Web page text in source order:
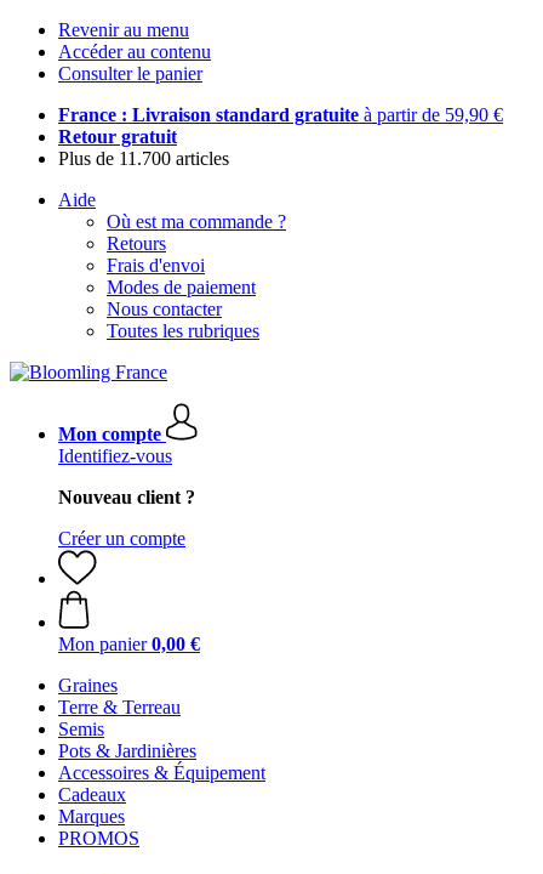
Revenir au menu
Accéder au contenu
Consulter le panier
France : Livraison standard gratuite à partir de 59,90 €
Retour gratuit
Plus de 11.700 articles
Aide
Où est ma commande ?
Retours
Frais d'envoi
Modes de paiement
Nous contacter
Toutes les rubriques
Mon compte
Identifiez-vous
Nouveau client ?
Créer un compte
Mon panier 0,00 €
Graines
Terre & Terreau
Semis
Pots & Jardinières
Accessoires & Équipement
Cadeaux
Marques
PROMOS